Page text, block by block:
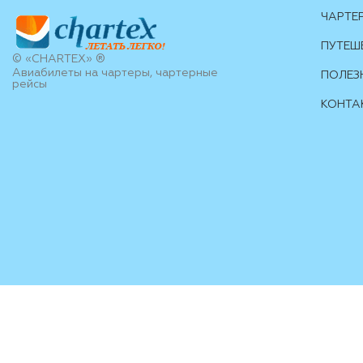
© «CHARTEX» ®
Авиабилеты на чартеры, чартерные
рейсы